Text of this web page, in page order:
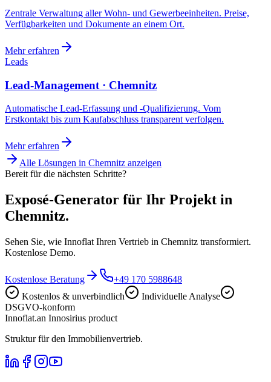
Zentrale Verwaltung aller Wohn- und Gewerbeeinheiten. Preise,
Verfügbarkeiten und Dokumente an einem Ort.
Mehr erfahren
Leads
Lead-Management · Chemnitz
Automatische Lead-Erfassung und -Qualifizierung. Vom
Erstkontakt bis zum Kaufabschluss transparent verfolgen.
Mehr erfahren
Alle Lösungen in Chemnitz anzeigen
Bereit für die nächsten Schritte?
Exposé-Generator für Ihr Projekt in
Chemnitz.
Sehen Sie, wie Innoflat Ihren Vertrieb in Chemnitz transformiert.
Kostenlose Demo.
Kostenlose Beratung
+49 170 5988648
Kostenlos & unverbindlich
Individuelle Analyse
DSGVO-konform
Innoflat.an Innosirius product
Struktur für den Immobilienvertrieb.